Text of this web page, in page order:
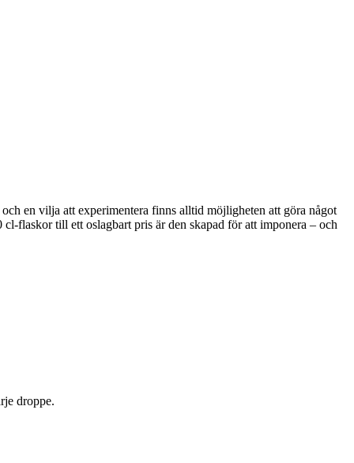
en vilja att experimentera finns alltid möjligheten att göra något
flaskor till ett oslagbart pris är den skapad för att imponera – och
droppe.